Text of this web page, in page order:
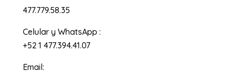
477.779.58.35
Celular y WhatsApp :
+52 1 477.394.41.07
Email: